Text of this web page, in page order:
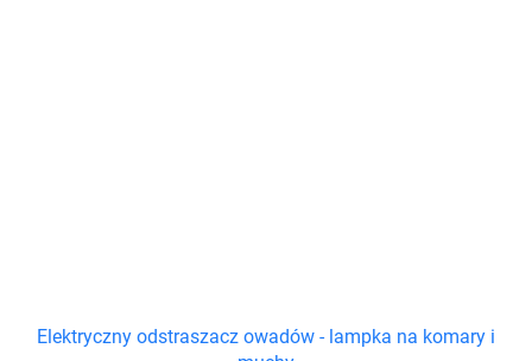
Elektryczny odstraszacz owadów - lampka na komary i